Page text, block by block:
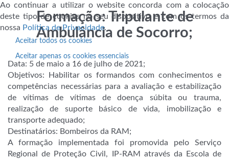
Formação: Tripulante de
Ambulância de Socorro;
Data: 5 de maio a 16 de julho de 2021;
Objetivos: Habilitar os formandos com conhecimentos e
competências necessárias para a avaliação e estabilização
de vítimas de vítimas de doença súbita ou trauma,
realização de suporte básico de vida, imobilização e
transporte adequado;
Destinatários: Bombeiros da RAM;
A formação implementada foi promovida pelo Serviço
Regional de Proteção Civil, IP-RAM através da Escola de
Ao continuar a utilizar o website concorda com a colocação
deste tipo de cookies no seu dispositivo e com os termos da
nossa Política de Privacidade.
Aceitar todos os cookies
Aceitar apenas os cookies essenciais